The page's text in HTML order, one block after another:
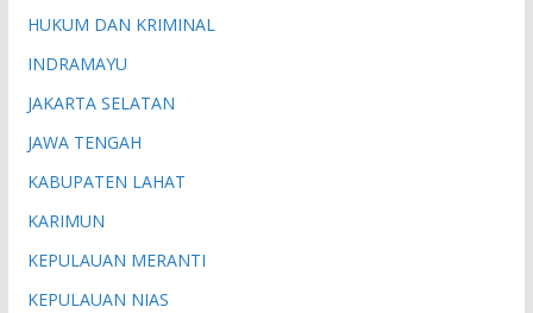
HUKUM DAN KRIMINAL
INDRAMAYU
JAKARTA SELATAN
JAWA TENGAH
KABUPATEN LAHAT
KARIMUN
KEPULAUAN MERANTI
KEPULAUAN NIAS